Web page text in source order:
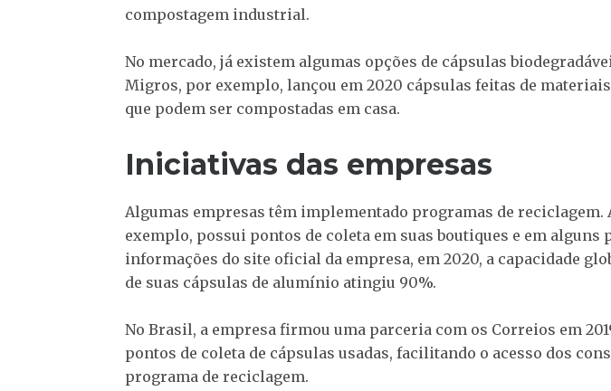
compostagem industrial.
No mercado, já existem algumas opções de cápsulas
Migros, por exemplo, lançou em 2020 cápsulas feitas de
que podem ser compostadas em casa.
Iniciativas das empresas
Algumas empresas têm implementado programas de reciclagem.
exemplo, possui pontos de coleta em suas boutiques e em alguns
informações do site oficial da empresa, em 2020, a capacidade
de suas cápsulas de alumínio atingiu 90%.
No Brasil, a empresa firmou uma parceria com os Correios em
pontos de coleta de cápsulas usadas, facilitando o acesso dos
programa de reciclagem.